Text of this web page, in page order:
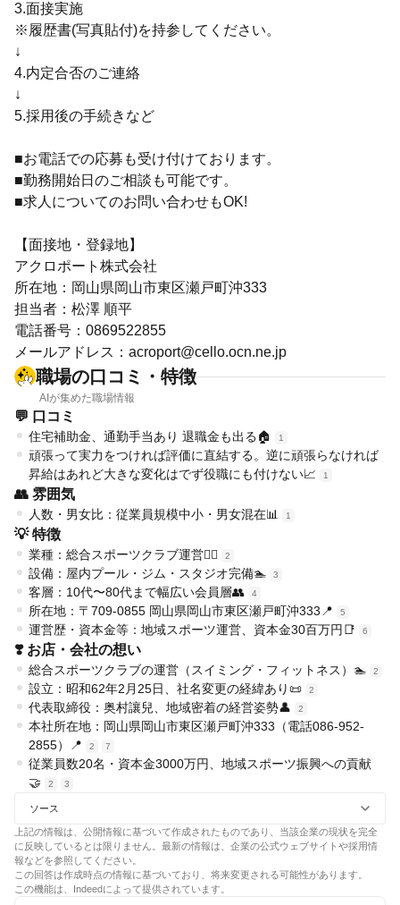
3.面接実施
※履歴書(写真貼付)を持参してください。
↓
4.内定合否のご連絡
↓
5.採用後の手続きなど
■お電話での応募も受け付けております。
■勤務開始日のご相談も可能です。
■求人についてのお問い合わせもOK!
【面接地・登録地】
アクロポート株式会社
所在地：岡山県岡山市東区瀬戸町沖333
担当者：松澤 順平
電話番号：0869522855
メールアドレス：acroport@cello.ocn.ne.jp
職場の口コミ・特徴
AIが集めた職場情報
💬 口コミ
住宅補助金、通勤手当あり 退職金も出る🏠 1
頑張って実力をつければ評価に直結する。逆に頑張らなければ
昇給はあれど大きな変化はでず役職にも付けない📈
1
👥 雰囲気
人数・男女比：従業員規模中小・男女混在📊 1
💡 特徴
業種：総合スポーツクラブ運営🏋️‍♀️ 2
設備：屋内プール・ジム・スタジオ完備🏊 3
客層：10代〜80代まで幅広い会員層👥 4
所在地：〒709-0855 岡山県岡山市東区瀬戸町沖333📍 5
運営歴・資本金等：地域スポーツ運営、資本金30百万円📑 6
❣️ お店・会社の想い
総合スポーツクラブの運営（スイミング・フィットネス）🏊 2
設立：昭和62年2月25日、社名変更の経緯あり📜 2
代表取締役：奥村讓兒、地域密着の経営姿勢👤 2
本社所在地：岡山県岡山市東区瀬戸町沖333（電話086-952-
2855）📍
2 7
従業員数20名・資本金3000万円、地域スポーツ振興への貢献
🤝
2 3
ソース
上記の情報は、公開情報に基づいて作成されたものであり、当該企業の現状を完全
に反映しているとは限りません。最新の情報は、企業の公式ウェブサイトや採用情
報などを参照してください。
この回答は作成時点の情報に基づいており、将来変更される可能性があります。
この機能は、Indeedによって提供されています。